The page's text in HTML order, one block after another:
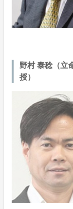
野村 泰稔（立
授）